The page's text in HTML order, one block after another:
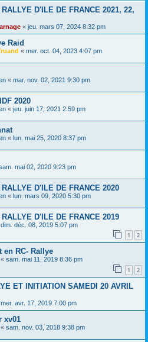
D'ILE DE FRANCE 2021, 22,
« jeu. mars 07, 2024 8:32 pm
Raid
« mer. oct. 04, 2023 4:07 pm
« mar. nov. 02, 2021 9:30 pm
2020
« jeu. juin 17, 2021 2:59 pm
« lun. mai 25, 2020 8:37 pm
mai 02, 2020 9:23 pm
D'ILE DE FRANCE 2020
« lun. mars 09, 2020 5:30 pm
D'ILE DE FRANCE 2019
dim. déc. 08, 2019 5:07 pm
1 2
en RC- Rallye
« sam. mai 11, 2019 8:36 pm
1 2
ET INITIATION SAMEDI 20 AVRIL
mer. avr. 17, 2019 7:00 pm
xv01
« sam. nov. 03, 2018 9:38 pm